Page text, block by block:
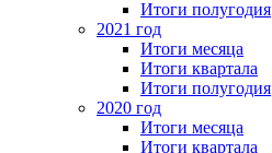
Итоги полугодия
2021 год
Итоги месяца
Итоги квартала
Итоги полугодия
2020 год
Итоги месяца
Итоги квартала